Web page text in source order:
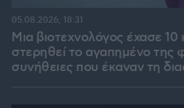
Μια βιοτεχνολόγος έχασε 10
στερηθεί το αγαπημένο της
συνήθειες που έκαναν τη
05.08.2026, 18:31